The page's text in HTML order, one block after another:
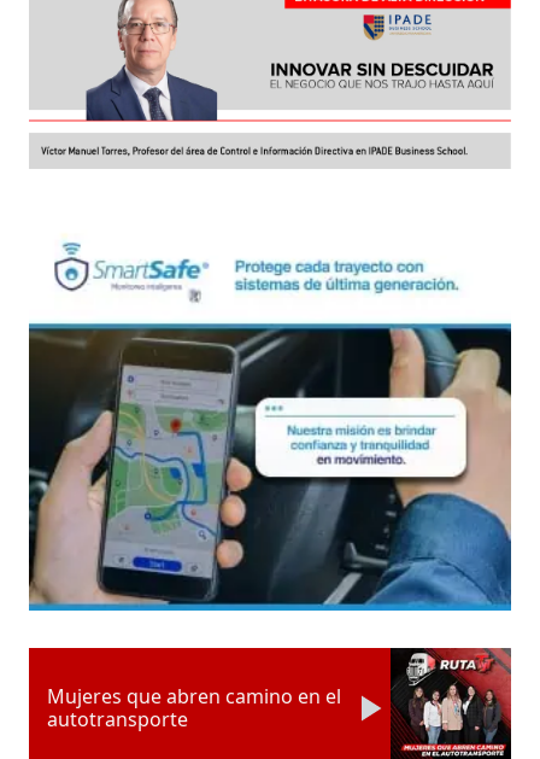
Mujeres que abren camino en el
autotransporte